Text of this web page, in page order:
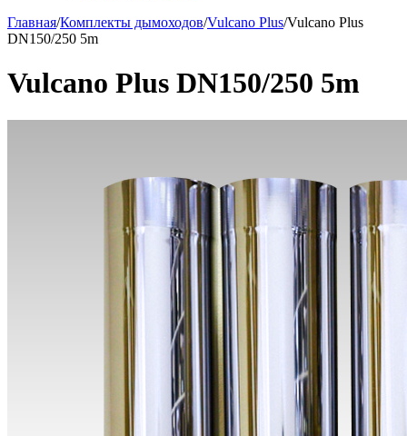
Главная/Комплекты дымоходов/Vulcano Plus/Vulcano Plus
DN150/250 5m
Vulcano Plus DN150/250 5m